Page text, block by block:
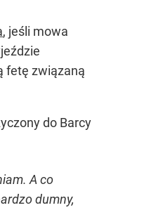
, jeśli mowa
fetę związaną
do Barcy
A co
dumny,